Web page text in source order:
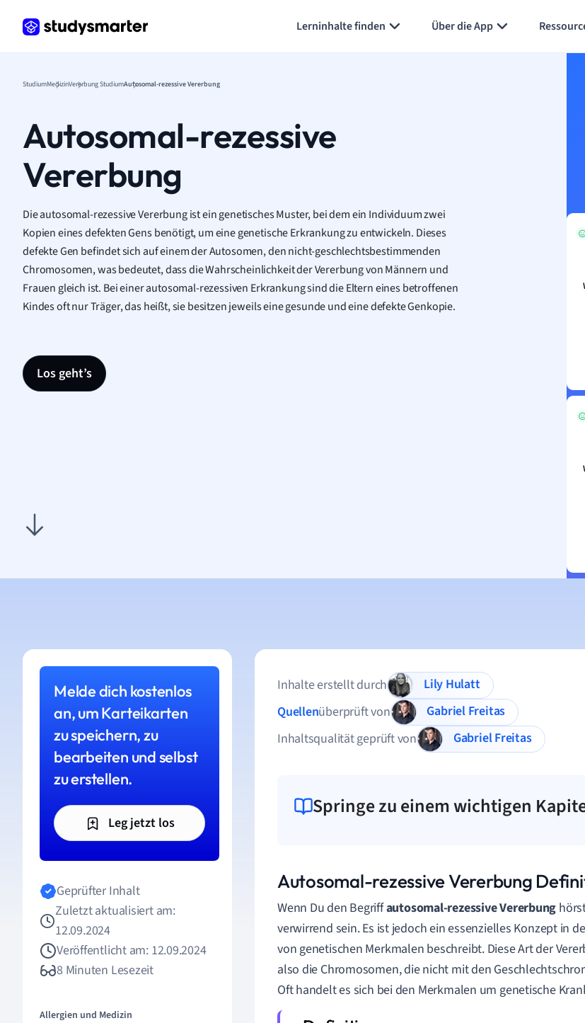
Lerninhalte finden Über die App
StudiumMedizinVererbung StudiumAutosomal-rezessive Vererbung
Autosomal-rezessive
Vererbung
Die autosomal-rezessive Vererbung ist ein genetisches Muster, bei dem ein Individuum zwei
Kopien eines defekten Gens benötigt, um eine genetische Erkrankung zu entwickeln. Dieses
defekte Gen befindet sich auf einem der Autosomen, den nicht-geschlechtsbestimmenden
Chromosomen, was bedeutet, dass die Wahrscheinlichkeit der Vererbung von Männern und
Frauen gleich ist. Bei einer autosomal-rezessiven Erkrankung sind die Eltern eines betroffenen
Kindes oft nur Träger, das heißt, sie besitzen jeweils eine gesunde und eine defekte Genkopie.
Los geht’s
Melde dich kostenlos
an, um Karteikarten
zu speichern, zu
bearbeiten und selbst
zu erstellen.
Leg jetzt los
Geprüfter Inhalt
Zuletzt aktualisiert am:
12.09.2024
Veröffentlicht am: 12.09.2024
8 Minuten Lesezeit
Allergien und Medizin
Inhalte erstellt durch
Lily Hulatt
Quellenüberprüft von
Gabriel Freitas
Inhaltsqualität geprüft von
Gabriel Freitas
Springe zu einem wichtigen
Autosomal-rezessive Vererbung
Wenn Du den Begriffautosomal-rezessive Vererbung
verwirrend sein. Es ist jedoch ein essenzielles Konzept in
von genetischen Merkmalen beschreibt. Diese Art der
also die Chromosomen, die nicht mit den
Oft handelt es sich bei den Merkmalen um genetische